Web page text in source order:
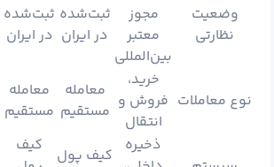
وضعیت
نظارتی
مجوز
معتبر
بین‌المللی
ثبت‌شده
در ایران
ثبت‌شده
در ایران
نوع معاملات
خرید،
فروش و
انتقال
معامله
مستقیم
معامله
مستقیم
ذخیره
کیف پول
کیف